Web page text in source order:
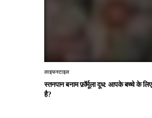
लाइफस्टाइल
स्तनपान बनाम फ़ॉर्मूला दूध: आपके बच्चे के लिए
है?